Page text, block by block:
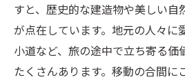
すと、歴史的な建造物や美しい自
が点在しています。地元の人々に
小道など、旅の途中で立ち寄る価
たくさんあります。移動の合間に